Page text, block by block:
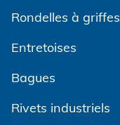
Rondelles à griffes
Entretoises
Bagues
Rivets industriels